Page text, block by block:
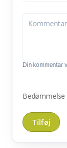
Din kommentar
Bedømmelse